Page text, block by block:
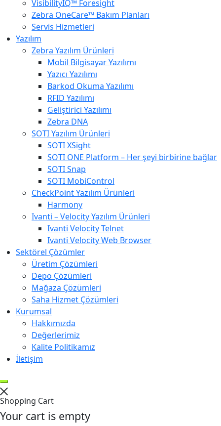
VisibilityIQ™ Foresight
Zebra OneCare™ Bakım Planları
Servis Hizmetleri
Yazılım
Zebra Yazılım Ürünleri
Mobil Bilgisayar Yazılımı
Yazıcı Yazılımı
Barkod Okuma Yazılımı
RFID Yazılımı
Geliştirici Yazılımı
Zebra DNA
SOTI Yazılım Ürünleri
SOTI XSight
SOTI ONE Platform – Her şeyi birbirine bağlar
SOTI Snap
SOTI MobiControl
CheckPoint Yazılım Ürünleri
Harmony
Ivanti – Velocity Yazılım Ürünleri
Ivanti Velocity Telnet
Ivanti Velocity Web Browser
Sektörel Çözümler
Üretim Çözümleri
Depo Çözümleri
Mağaza Çözümleri
Saha Hizmet Çözümleri
Kurumsal
Hakkımızda
Değerlerimiz
Kalite Politikamız
İletişim
Shopping Cart
Your cart is empty